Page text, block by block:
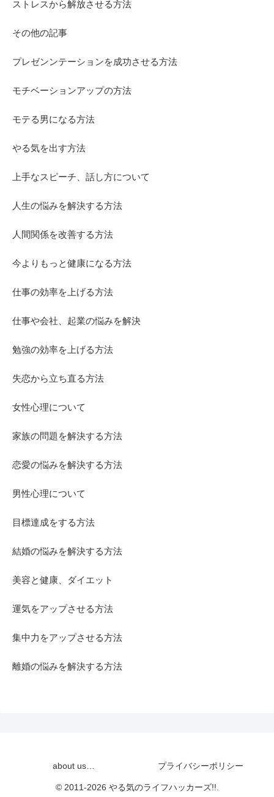
ストレスから解放させる方法
その他の記事
プレゼンンテーションを成功させる方法
モチベーションアップの方法
モテる男になる方法
やる気を出す方法
上手なスピーチ、話し方について
人生の悩みを解決する方法
人間関係を改善する方法
今よりもっと健康になる方法
仕事の効率を上げる方法
仕事や会社、起業の悩みを解決
勉強の効率を上げる方法
失恋から立ち直る方法
女性心理について
家族の問題を解決する方法
恋愛の悩みを解決する方法
男性心理について
目標達成をする方法
結婚の悩みを解決する方法
美容と健康、ダイエット
運気をアップさせる方法
集中力をアップさせる方法
離婚の悩みを解決する方法
about us… プライバシーポリシー
© 2011-2026 やる気のライフハッカーズ!!.